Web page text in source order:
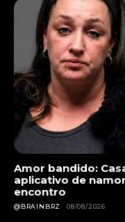
Amor bandido:
aplicativo de
encontro
@BRAINBRZ 08/08/2026